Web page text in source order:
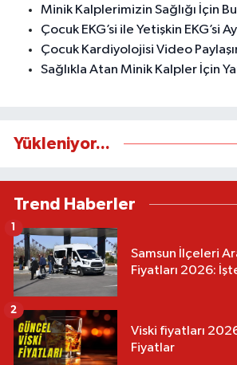
Minik Kalplerimizin Sağlığı İçin
Çocuk EKG’si ile Yetişkin EKG’si
Çocuk Kardiyolojisi Video
Sağlıkla Atan Minik Kalpler İçin
Yükleniyor...
Trend Haberler
Samsun İlçeleri
Fiyatları 2026:
1
Viski fiyatları
Fiyatlar
2